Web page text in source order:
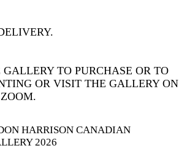
TO PURCHASE OR TO
OR VISIT THE GALLERY ON
HARRISON CANADIAN
2026